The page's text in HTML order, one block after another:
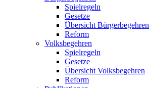
Spielregeln
Gesetze
Übersicht Bürgerbegehren
Reform
Volksbegehren
Spielregeln
Gesetze
Übersicht Volksbegehren
Reform